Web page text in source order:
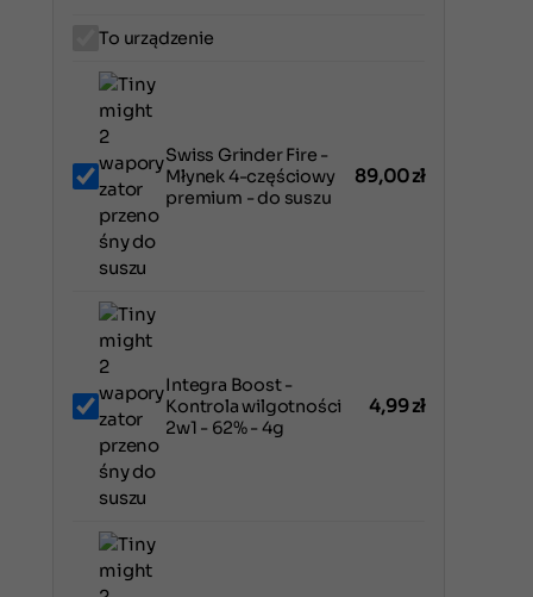
To urządzenie
Swiss Grinder Fire -
Młynek 4-częściowy
premium - do suszu
89,00zł
Integra Boost -
Kontrola wilgotności
2w1 - 62% - 4g
4,99zł